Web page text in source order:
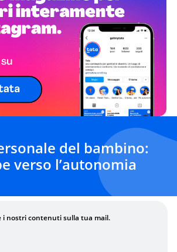
del bambino:
verso l’autonomia
i nostri contenuti sulla tua mail.